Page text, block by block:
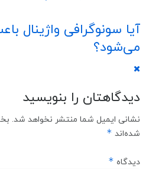
آیا سونوگرافی واژینال
می‌شود؟
دیدگاهتان را بنویسید
نشانی ایمیل شما منتشر نخواهد شد.
شده‌اند *
دیدگاه *